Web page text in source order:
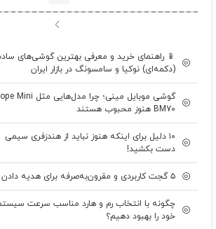
📱 راهنمای خرید و معرفی بهترین گوشی‌های ساده
(دکمه‌ای) نوکیا و سامسونگ در بازار ایران
گوشی‌ موبایل مینی؛ چرا مدل‌هایی مثل Hope Mini
BM70 هنوز محبوب هستند
۱۰ دلیل برای اینکه هنوز نباید از هندزفری سیمی
دست بکشید!
|
چگونه با انتخاب رم و هارد مناسب سرعت سیستم
خود را بهبود دهیم؟